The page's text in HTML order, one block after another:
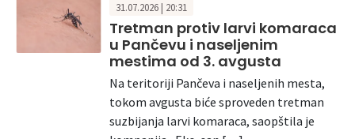
31.07.2026 | 20:31
Tretman protiv larvi komaraca
u Pančevu i naseljenim
mestima od 3. avgusta
Na teritoriji Pančeva i naseljenih mesta,
tokom avgusta biće sproveden tretman
suzbijanja larvi komaraca, saopštila je